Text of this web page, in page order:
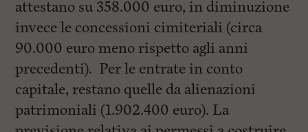
attestano su 358.000 euro, in diminuzione
invece le concessioni cimiteriali (circa
90.000 euro meno rispetto agli anni
precedenti). Per le entrate in conto
capitale, restano quelle da alienazioni
patrimoniali (1.902.400 euro). La